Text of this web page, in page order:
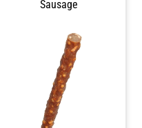
Sausage